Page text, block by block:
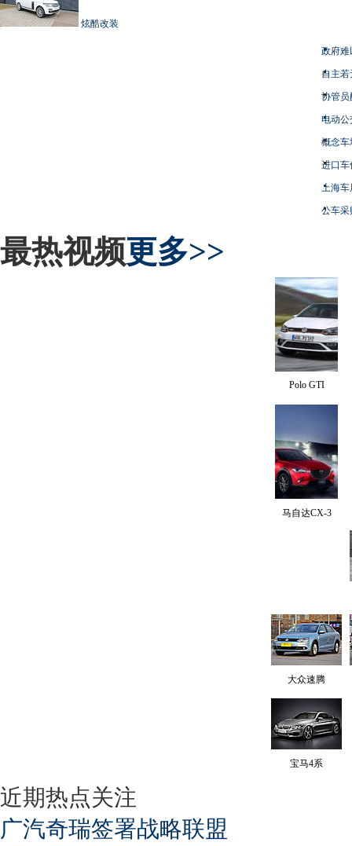
炫酷改装
政府难
自主
协管员
电动
概念车
进口车
上海
公车采
最热视频更多>>
Polo GTI
马自达CX-3
大众速腾
宝马4系
近期热点关注
广汽奇瑞签署战略联盟